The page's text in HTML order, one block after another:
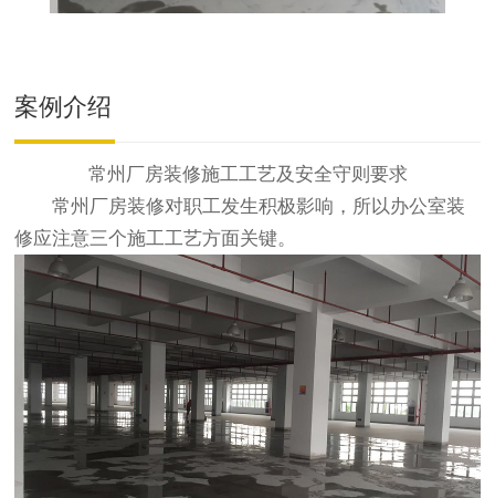
案例介绍
常州厂房装修施工工艺及安全守则要求
常州厂房装修对职工发生积极影响，所以办公室装
修应注意三个施工工艺方面关键。